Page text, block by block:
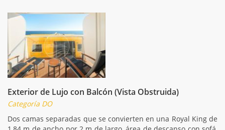
Exterior de Lujo con Balcón (Vista Obstruida)
Categoría DO
Dos camas separadas que se convierten en una Royal King de